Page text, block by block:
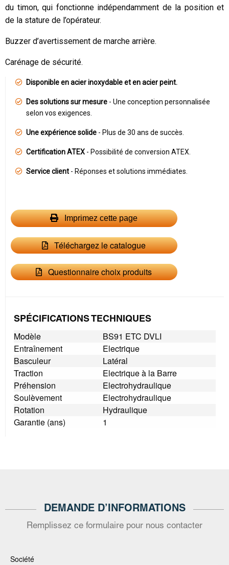
du timon, qui fonctionne indépendamment de la position et
de la stature de l’opérateur.
Buzzer d’avertissement de marche arrière.
Carénage de sécurité.
Disponible en acier inoxydable et en acier peint.
Des solutions sur mesure - Une conception personnalisée
selon vos exigences.
Une expérience solide - Plus de 30 ans de succès.
Certification ATEX - Possibilité de conversion ATEX.
Service client - Réponses et solutions immédiates.
Imprimez cette page
Téléchargez le catalogue
Questionnaire choix produits
SPÉCIFICATIONS TECHNIQUES
Modèle
BS91 ETC DVLI
Entraînement
Electrique
Basculeur
Latéral
Traction
Electrique à la Barre
Préhension
Electrohydraulique
Soulèvement
Electrohydraulique
Rotation
Hydraulique
Garantie (ans)
1
DEMANDE D’INFORMATIONS
Remplissez ce formulaire pour nous contacter
Société